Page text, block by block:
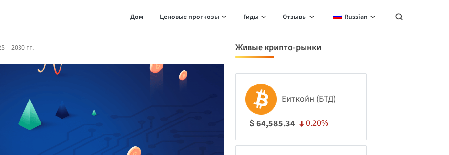
Дом Ценовые прогнозы Гиды Отзывы Russian
– 2030 гг. Живые крипто-рынки
Биткойн (БТД)
$64,585.34 0.20%